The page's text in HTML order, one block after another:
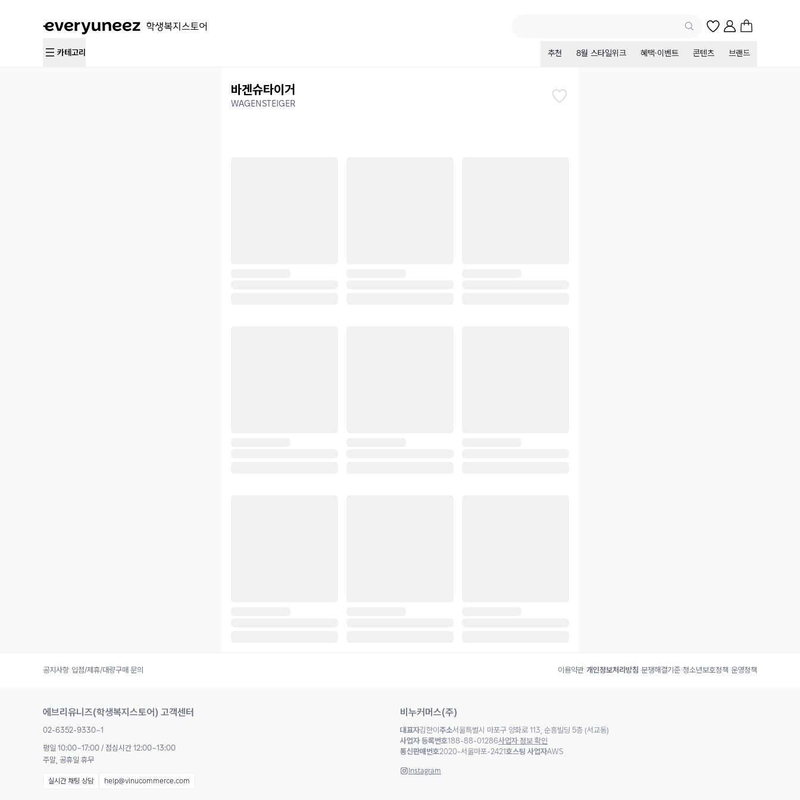
카테고리 추천 8월 스타일위크 혜택·이벤트 콘텐츠 브랜드
바겐슈타이거
WAGENSTEIGER
공지사항 입점/제휴/대량구매 문의 이용약관 개인정보처리방침 분쟁해결기준 청소년보호정책 운영정책
에브리유니즈(학생복지스토어) 고객센터
02-6352-9330~1
평일 10:00~17:00 / 점심시간 12:00~13:00
주말, 공휴일 휴무
실시간 채팅 상담 help@vinucommerce.com
비누커머스(주)
대표자김한이 주소서울특별시 마포구 양화로 113, 순흥빌딩 5층 (서교동)
사업자 등록번호188-88-01286사업자 정보 확인
통신판매번호2020-서울마포-2421호스팅 사업자AWS
Instagram